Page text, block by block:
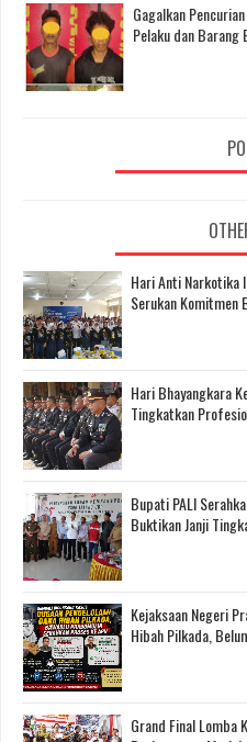
Gagalkan
Pelaku dan Barang
Hari Anti Narkotika
Serukan Komitmen
Hari Bhayangkara
Tingkatkan
Bupati PALI
Buktikan Janji
Kejaksaan Negeri
Hibah Pilkada,
Grand Final Lomba